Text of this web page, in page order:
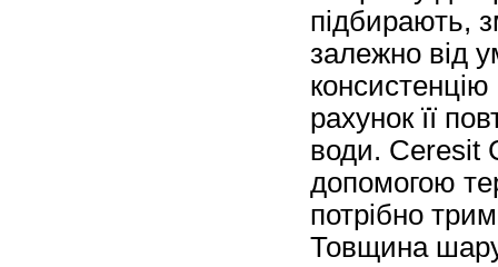
підбирають,
залежно від
консистенцію
рахунок її
води. Ceresit
допомогою
потрібно
Товщина